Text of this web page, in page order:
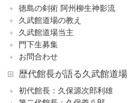
徳島の剣術 阿州柳生神影流
久武館道場の教え
久武館道場当主
門下生募集
お問合わせ
歴代館長が語る久武館道場
初代館長：久保源次郎利雄